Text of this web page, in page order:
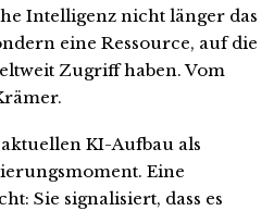
Intelligenz nicht länger das
eine Ressource, auf die
Zugriff haben. Vom
KI-Aufbau als
Eine
Sie signalisiert, dass es